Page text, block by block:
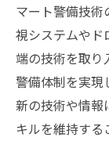
マート警備技術
視システムやド
端の技術を取り
警備体制を実現
新の技術や情報
キルを維持する